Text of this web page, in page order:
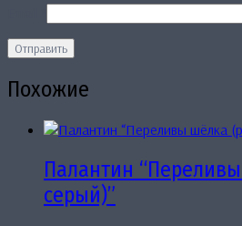
Похожие
Палантин
серый)”